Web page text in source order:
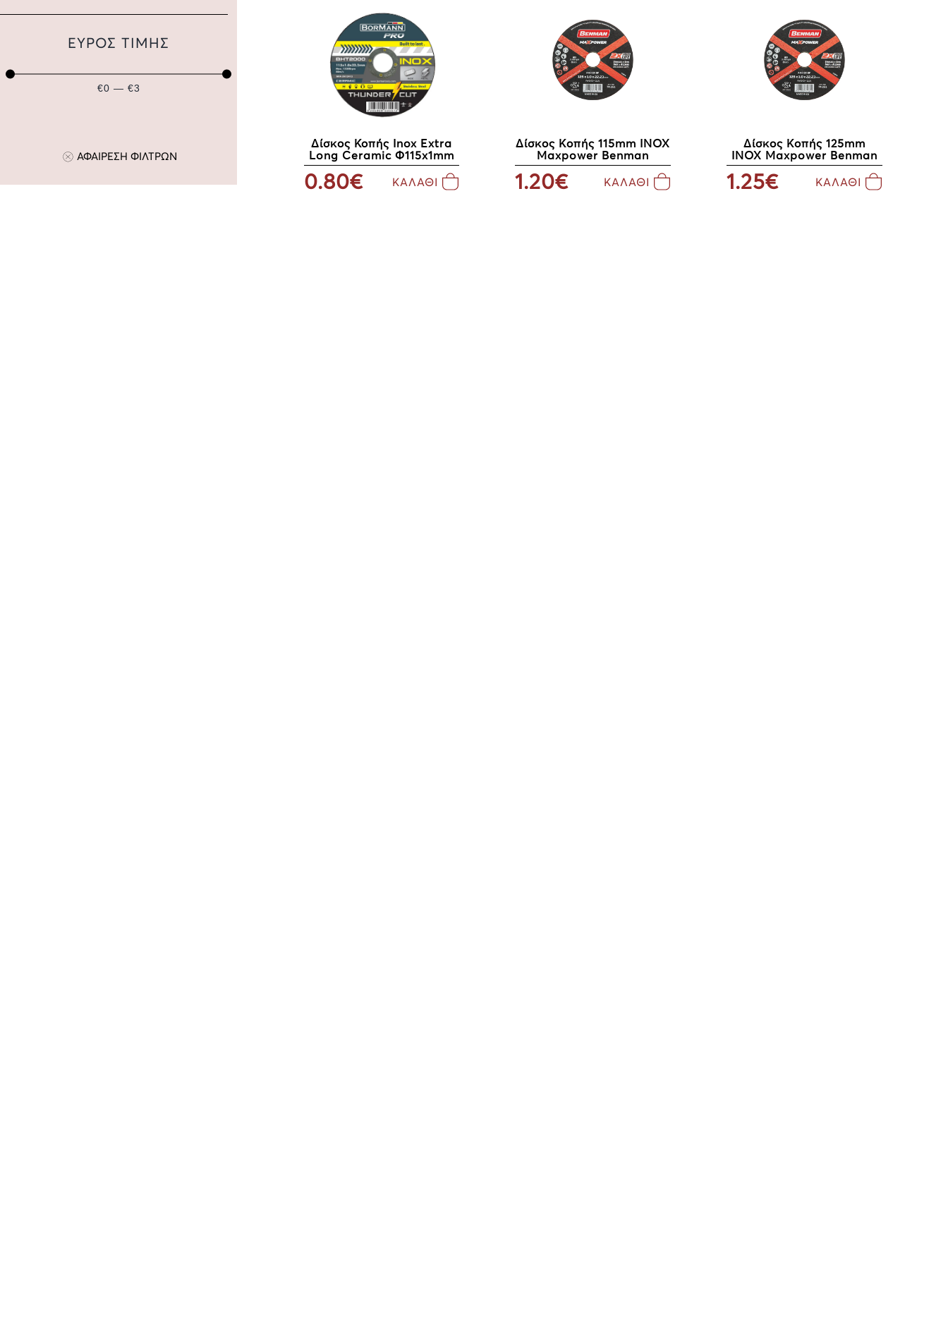
ΕΥΡΟΣ ΤΙΜΗΣ
€0 — €3
ΑΦΑΙΡΕΣΗ ΦΙΛΤΡΩΝ
Δίσκος Κοπής Inox Extra
Long Ceramic Φ115x1mm
0.80€ ΚΑΛΑΘΙ
Δίσκος Kοπής 115mm INOX
Maxpower Benman
1.20€ ΚΑΛΑΘΙ
Δίσκος Kοπής 125mm
INOX Maxpower Benman
1.25€ ΚΑΛΑΘΙ